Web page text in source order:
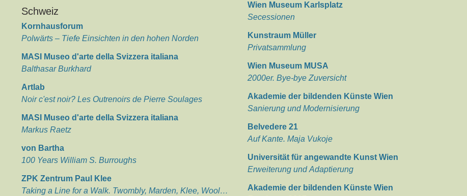
Schweiz
Kornhausforum
Polwärts – Tiefe Einsichten in den hohen Norden
MASI Museo d'arte della Svizzera italiana
Balthasar Burkhard
Artlab
Noir c'est noir? Les Outrenoirs de Pierre Soulages
MASI Museo d'arte della Svizzera italiana
Markus Raetz
von Bartha
100 Years William S. Burroughs
ZPK Zentrum Paul Klee
Taking a Line for a Walk. Twombly, Marden, Klee, Wool…
Wien Museum Karlsplatz
Secessionen
Kunstraum Müller
Privatsammlung
Wien Museum MUSA
2000er. Bye-bye Zuversicht
Akademie der bildenden Künste Wien
Sanierung und Modernisierung
Belvedere 21
Auf Kante. Maja Vukoje
Universität für angewandte Kunst Wien
Erweiterung und Adaptierung
Akademie der bildenden Künste Wien